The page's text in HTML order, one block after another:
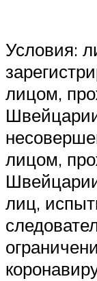
Условия:
лицом,
лицом,
лиц,